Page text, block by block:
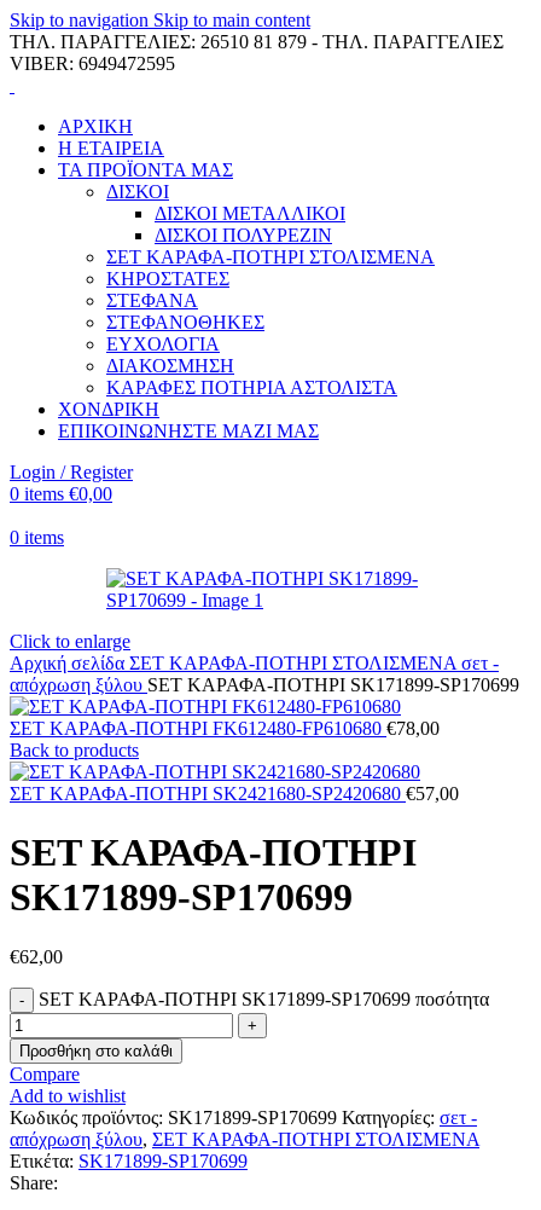
Skip to navigation Skip to main content
ΤΗΛ. ΠΑΡΑΓΓΕΛΙΕΣ: 26510 81 879 - ΤΗΛ. ΠΑΡΑΓΓΕΛΙΕΣ
VIBER: 6949472595
ΑΡΧΙΚΗ
Η ΕΤΑΙΡΕΙΑ
ΤΑ ΠΡΟΪΟΝΤΑ ΜΑΣ
ΔΙΣΚΟΙ
ΔΙΣΚΟΙ ΜΕΤΑΛΛΙΚΟΙ
ΔΙΣΚΟΙ ΠΟΛΥΡΕΖΙΝ
ΣΕΤ ΚΑΡΑΦΑ-ΠΟΤΗΡΙ ΣΤΟΛΙΣΜΕΝΑ
ΚΗΡΟΣΤΑΤΕΣ
ΣΤΕΦΑΝΑ
ΣΤΕΦΑΝΟΘΗΚΕΣ
ΕΥΧΟΛΟΓΙΑ
ΔΙΑΚΟΣΜΗΣΗ
ΚΑΡΑΦΕΣ ΠΟΤΗΡΙΑ ΑΣΤΟΛΙΣΤΑ
ΧΟΝΔΡΙΚΗ
ΕΠΙΚΟΙΝΩΝΗΣΤΕ ΜΑΖΙ ΜΑΣ
Login / Register
0 items €0,00
0 items
Click to enlarge
Αρχική σελίδα ΣΕΤ ΚΑΡΑΦΑ-ΠΟΤΗΡΙ ΣΤΟΛΙΣΜΕΝΑ σετ -
απόχρωση ξύλου SET ΚΑΡΑΦΑ-ΠΟΤΗΡΙ SK171899-SP170699
ΣΕΤ ΚΑΡΑΦΑ-ΠΟΤΗΡΙ FK612480-FP610680 €78,00
Back to products
ΣΕΤ ΚΑΡΑΦΑ-ΠΟΤΗΡΙ SK2421680-SP2420680 €57,00
SET ΚΑΡΑΦΑ-ΠΟΤΗΡΙ
SK171899-SP170699
€62,00
SET ΚΑΡΑΦΑ-ΠΟΤΗΡΙ SK171899-SP170699 ποσότητα
Προσθήκη στο καλάθι
Compare
Add to wishlist
Κωδικός προϊόντος: SK171899-SP170699 Κατηγορίες: σετ -
απόχρωση ξύλου, ΣΕΤ ΚΑΡΑΦΑ-ΠΟΤΗΡΙ ΣΤΟΛΙΣΜΕΝΑ
Ετικέτα: SK171899-SP170699
Share: